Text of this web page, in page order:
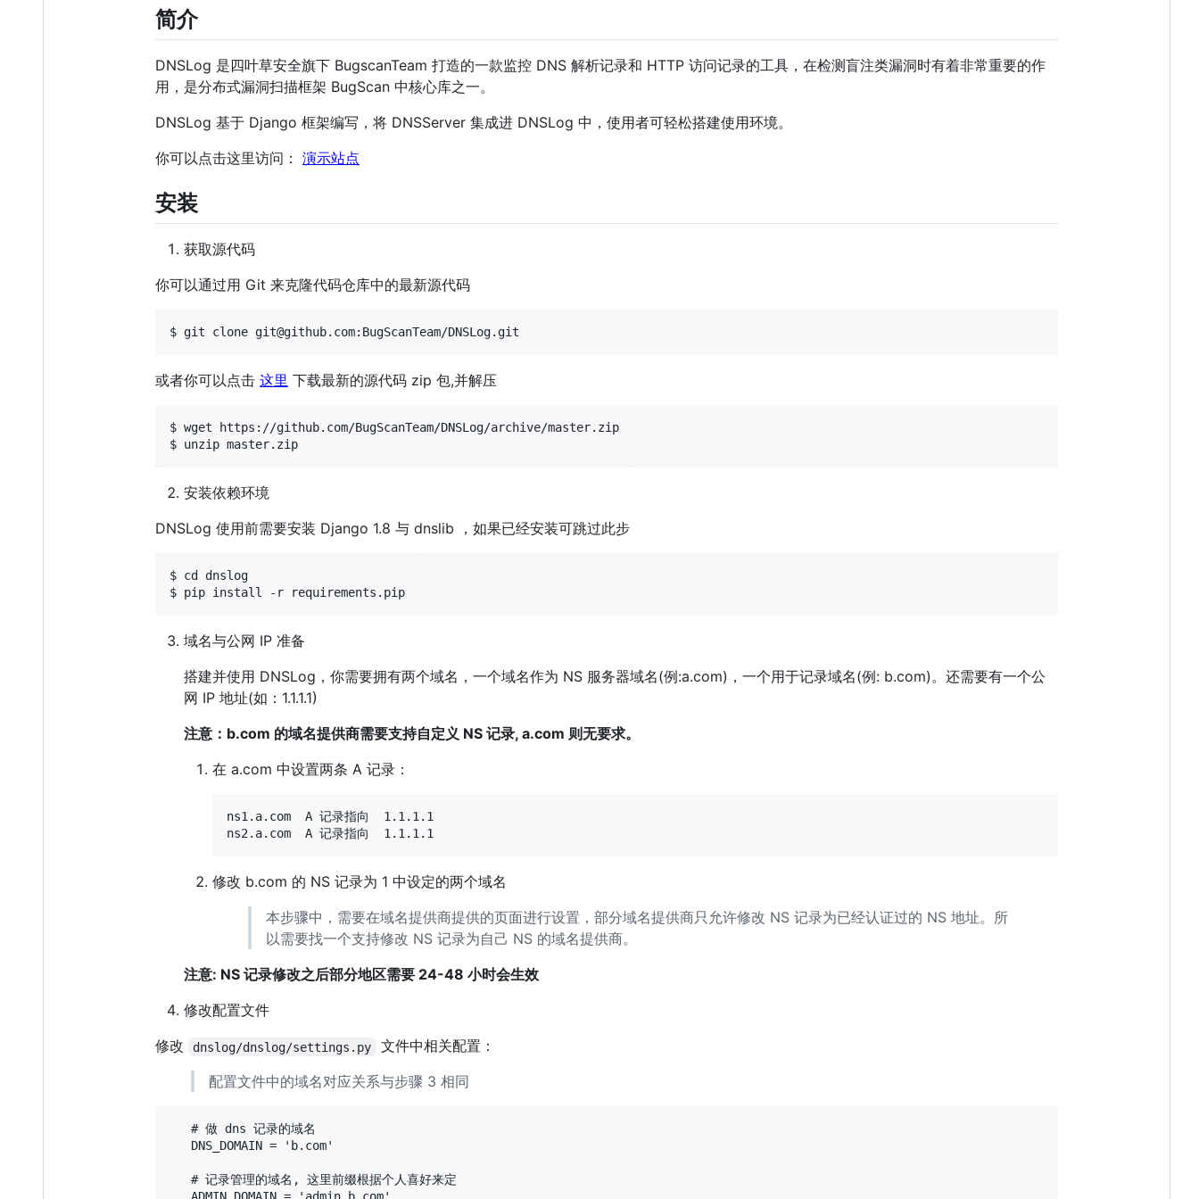
简介
DNSLog 是四叶草安全旗下 BugscanTeam 打造的一款监控 DNS 解析记录和 HTTP 访问记录的工具，在检测盲注类漏洞时有着非常重要的作
用，是分布式漏洞扫描框架 BugScan 中核心库之一。
DNSLog 基于 Django 框架编写，将 DNSServer 集成进 DNSLog 中，使用者可轻松搭建使用环境。
你可以点击这里访问： 演示站点
安装
获取源代码
你可以通过用 Git 来克隆代码仓库中的最新源代码
或者你可以点击 这里 下载最新的源代码 zip 包,并解压
$ wget https://github.com/BugScanTeam/DNSLog/archive/master.zip
安装依赖环境
DNSLog 使用前需要安装 Django 1.8 与 dnslib ，如果已经安装可跳过此步
$ cd dnslog
域名与公网 IP 准备
搭建并使用 DNSLog，你需要拥有两个域名，一个域名作为 NS 服务器域名(例:a.com)，一个用于记录域名(例: b.com)。还需要有一个公
网 IP 地址(如：1.1.1.1)
注意：b.com 的域名提供商需要支持自定义 NS 记录, a.com 则无要求。
在 a.com 中设置两条 A 记录：
ns1.a.com  A 记录指向  1.1.1.1
修改 b.com 的 NS 记录为 1 中设定的两个域名
本步骤中，需要在域名提供商提供的页面进行设置，部分域名提供商只允许修改 NS 记录为已经认证过的 NS 地址。所
以需要找一个支持修改 NS 记录为自己 NS 的域名提供商。
注意: NS 记录修改之后部分地区需要 24-48 小时会生效
修改配置文件
修改
dnslog/dnslog/settings.py
文件中相关配置：
配置文件中的域名对应关系与步骤 3 相同
   # 做 dns 记录的域名
   DNS_DOMAIN = 'b.com'
   # 记录管理的域名, 这里前缀根据个人喜好来定